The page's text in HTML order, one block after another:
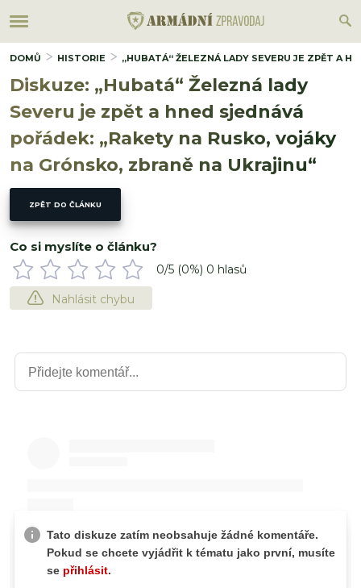
DOMŮ HISTORIE „HUBATÁ“ ŽELEZNÁ LADY SEVERU JE ZPĚT A
Diskuze: „Hubatá“ Železná lady
Severu je zpět a hned sjednává
pořádek: „Rakety na Rusko, vojáky
na Grónsko, zbraně na Ukrajinu“
ZPĚT DO ČLÁNKU
Co si myslíte o článku?
0/5 (0%) 0 hlasů
Nahlásit chybu